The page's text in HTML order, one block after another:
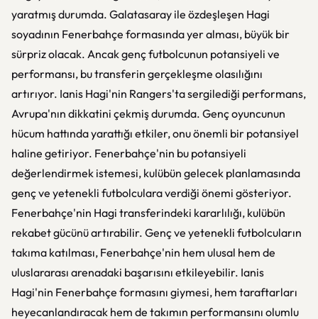
yaratmış durumda. Galatasaray ile özdeşleşen Hagi
soyadının Fenerbahçe formasında yer alması, büyük bir
sürpriz olacak. Ancak genç futbolcunun potansiyeli ve
performansı, bu transferin gerçekleşme olasılığını
artırıyor. Ianis Hagi'nin Rangers'ta sergilediği performans,
Avrupa'nın dikkatini çekmiş durumda. Genç oyuncunun
hücum hattında yarattığı etkiler, onu önemli bir potansiyel
haline getiriyor. Fenerbahçe'nin bu potansiyeli
değerlendirmek istemesi, kulübün gelecek planlamasında
genç ve yetenekli futbolculara verdiği önemi gösteriyor.
Fenerbahçe'nin Hagi transferindeki kararlılığı, kulübün
rekabet gücünü artırabilir. Genç ve yetenekli futbolcuların
takıma katılması, Fenerbahçe'nin hem ulusal hem de
uluslararası arenadaki başarısını etkileyebilir. Ianis
Hagi'nin Fenerbahçe formasını giymesi, hem taraftarları
heyecanlandıracak hem de takımın performansını olumlu